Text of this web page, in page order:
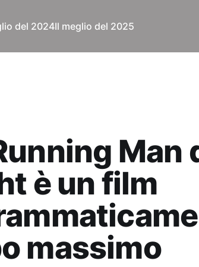
del 2024Il meglio del 2025
Man
è un film
massimo